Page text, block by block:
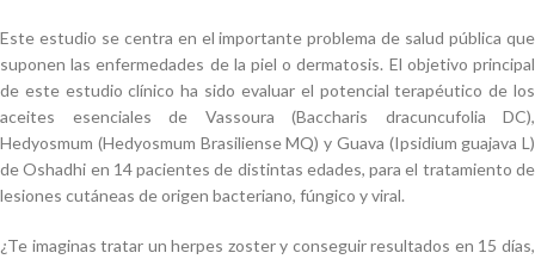
Este estudio se centra en el importante problema de salud pública que
suponen las enfermedades de la piel o dermatosis. El objetivo principal
de este estudio clínico ha sido evaluar el potencial terapéutico de los
aceites esenciales de Vassoura (Baccharis dracuncufolia DC),
Hedyosmum (Hedyosmum Brasiliense MQ) y Guava (Ipsidium guajava L)
de Oshadhi en 14 pacientes de distintas edades, para el tratamiento de
lesiones cutáneas de origen bacteriano, fúngico y viral.
¿Te imaginas tratar un herpes zoster y conseguir resultados en 15 días,